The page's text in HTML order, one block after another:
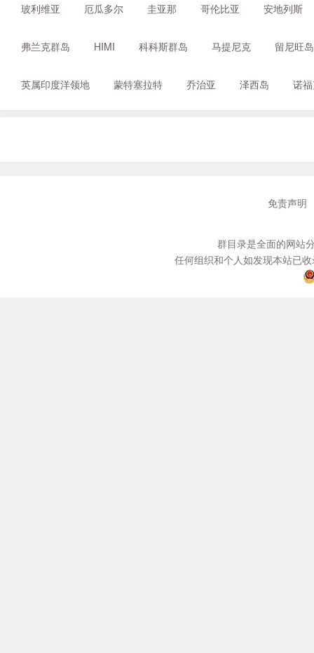
玻利维亚 厄瓜多尔 圭亚那 哥伦比亚 安地列斯
弗兰克群岛 HIMI 科科斯群岛 马提尼克 留尼旺岛
英属印度洋领地 蒙特塞拉特 乔治亚 泽西岛 诺
免责声明
群目录是全面的网站
任何组织和个人如发现本站已